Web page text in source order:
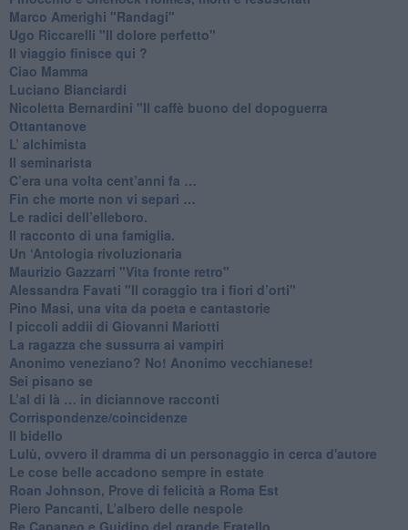
​Marco Amerighi "Randagi"
Ugo Riccarelli "Il dolore perfetto"
​Il viaggio finisce qui ?
​Ciao Mamma
​Luciano Bianciardi
​Nicoletta Bernardini "Il caffè buono del dopoguerra
​Ottantanove
​L’ alchimista
Il seminarista
​C’era una volta cent’anni fa …
​Fin che morte non vi separi …
​Le radici dell’elleboro.
​Il racconto di una famiglia.
Un ‘Antologia rivoluzionaria
​Maurizio Gazzarri "Vita fronte retro"
​Alessandra Favati "Il coraggio tra i fiori d’orti"
​Pino Masi, una vita da poeta e cantastorie
​I piccoli addii di Giovanni Mariotti
​La ragazza che sussurra ai vampiri
​Anonimo veneziano? No! Anonimo vecchianese!
​Sei pisano se
​L’al di là … in diciannove racconti
Corrispondenze/coincidenze
Il bidello
Lulù, ovvero il dramma di un personaggio in cerca d'autore
Le cose belle accadono sempre in estate
Roan Johnson, Prove di felicità a Roma Est
Piero Pancanti, L’albero delle nespole
Re Capaneo e Guidino del grande Fratello